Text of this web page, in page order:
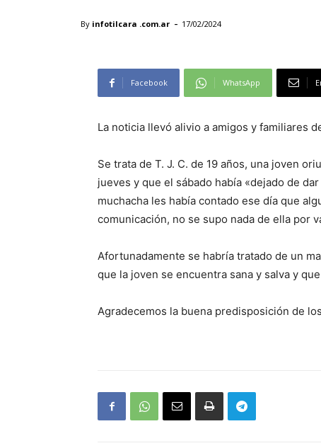
By infotilcara .com.ar - 17/02/2024
Facebook WhatsApp
La noticia llevó alivio a amigos y familiares
Se trata de T. J. C. de 19 años, una joven
jueves y que el sábado había «dejado de
muchacha les había contado ese día que
comunicación, no se supo nada de ella por
Afortunadamente se habría tratado de un
que la joven se encuentra sana y salva y
Agradecemos la buena predisposición de